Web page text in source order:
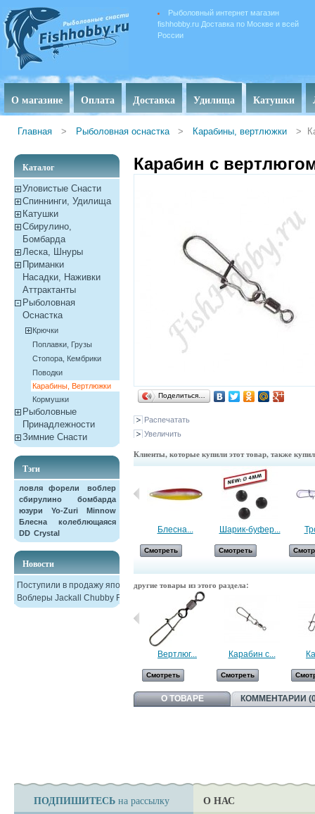
Рыболовный интернет магазин
fishhobby.ru Доставка по Москве и всей
России
О магазине Оплата Доставка Удилища Катушки
Главная > Рыболовная оснастка > Карабины, вертлюжки >
Каталог
Уловистые Снасти
Спиннинги, Удилища
Катушки
Сбирулино,
Бомбарда
Леска, Шнуры
Приманки
Насадки, Наживки
Aттрактанты
Рыболовная
Оснастка
Крючки
Поплавки, Грузы
Стопора, Кембрики
Поводки
Карабины, Вертлюжки
Кормушки
Рыболовные
Принадлежности
Зимние Снасти
Тэги
ловля форели
воблер
сбирулино
бомбарда
юзури
Yo-Zuri
Minnow
Блесна колеблющаяся
DD Crystal
Новости
Поступили в продажу японские
Воблеры Jackall Chubby F38
Карабин с
Поделиться…
Распечатать
Увеличить
Клиенты, которые купили этот товар, также
Смотреть
Блесна...
Смотреть
Шарик-буфер...
Смотреть
другие товары из этого раздела:
Вертлюг...
Смотреть
Карабин с...
Смотреть
О ТОВАРЕ КОММЕНТАРИИ
ПОДПИШИТЕСЬ на рассылку О НАС